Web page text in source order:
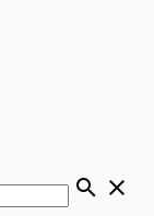
search close